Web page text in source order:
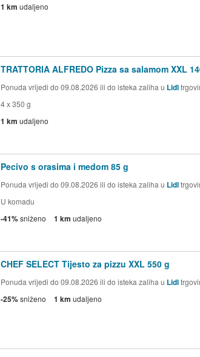
1 km udaljeno
TRATTORIA ALFREDO Pizza sa salamom XXL
Ponuda vrijedi do 09.08.2026 ili do isteka zaliha u Lidl
4 x 350 g
1 km udaljeno
Pecivo s orasima i medom 85 g
Ponuda vrijedi do 09.08.2026 ili do isteka zaliha u Lidl
U komadu
-41%sniženo 1 km udaljeno
CHEF SELECT Tijesto za pizzu XXL 550 g
Ponuda vrijedi do 09.08.2026 ili do isteka zaliha u Lidl
-25%sniženo 1 km udaljeno